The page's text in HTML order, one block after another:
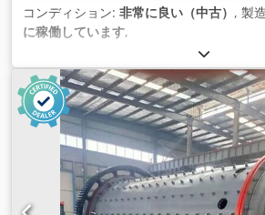
コンディション: 非常に良い（中古） , 製
に稼働しています,